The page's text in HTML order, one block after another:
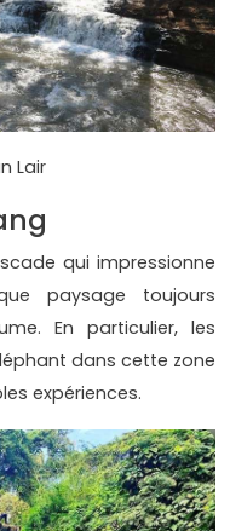
Lair
qui impressionne
paysage toujours
En particulier, les
dans cette zone
expériences.